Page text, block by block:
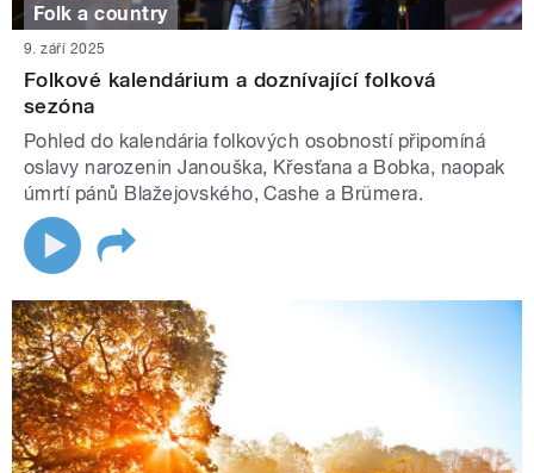
Folk a country
9. září 2025
Folkové kalendárium a doznívající folková
sezóna
Pohled do kalendária folkových osobností připomíná
oslavy narozenin Janouška, Křesťana a Bobka, naopak
úmrtí pánů Blažejovského, Cashe a Brümera.